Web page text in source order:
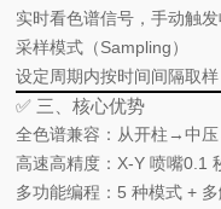
实时看色谱信号，手动触发
采样模式（Sampling）
设定周期内按时间间隔取
✅ 三、核心优势
全色谱兼容 ：从开柱→中
高速高精度 ：X‑Y 喷嘴0.1
多功能编程 ：5 种模式 +